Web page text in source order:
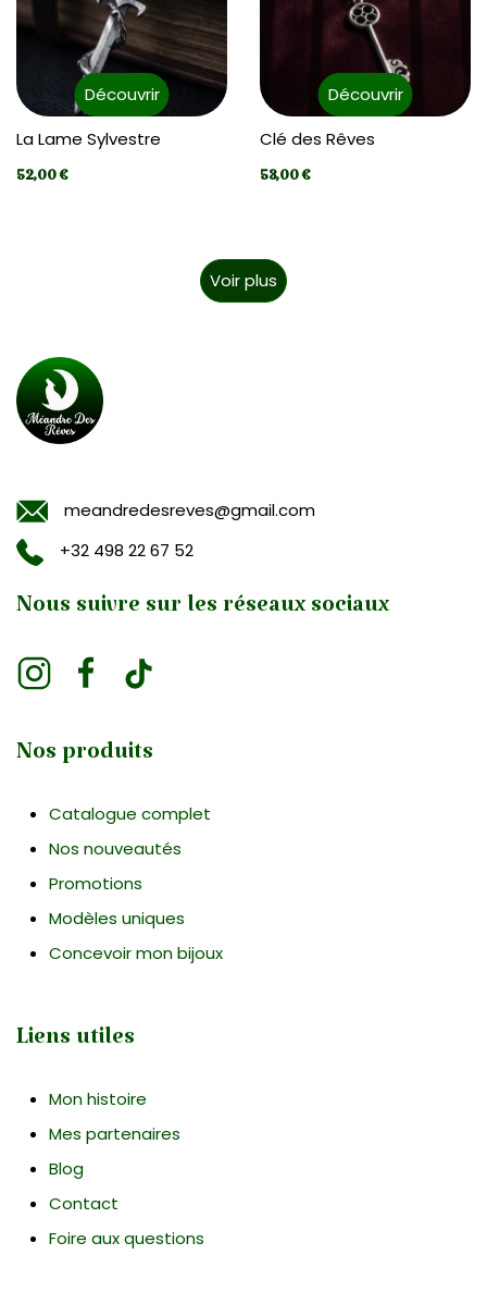
Découvrir
La Lame Sylvestre
52,00 €
Découvrir
Clé des Rêves
53,00 €
Voir plus
meandredesreves@gmail.com
+32 498 22 67 52
Nous suivre sur les réseaux sociaux
Nos produits
Catalogue complet
Nos nouveautés
Promotions
Modèles uniques
Concevoir mon bijoux
Liens utiles
Mon histoire
Mes partenaires
Blog
Contact
Foire aux questions